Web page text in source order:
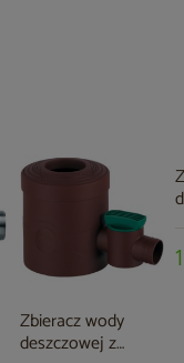
Zbieracz wody
deszczowej z